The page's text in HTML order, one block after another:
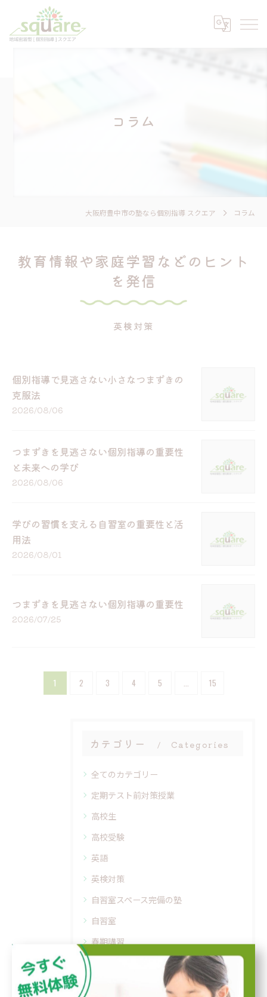
コラム
大阪府豊中市の塾なら個別指導 スクエア コラム
教育情報や家庭学習などのヒント
を発信
英検対策
個別指導で見逃さない小さなつまずきの
克服法
2026/08/06
つまずきを見逃さない個別指導の重要性
と未来への学び
2026/08/06
学びの習慣を支える自習室の重要性と活
用法
2026/08/01
つまずきを見逃さない個別指導の重要性
2026/07/25
1 2 3 4 5 ... 15
カテゴリー Categories
全てのカテゴリー
定期テスト前対策授業
高校生
高校受験
英語
英検対策
自習室スペース完備の塾
自習室
春期講習